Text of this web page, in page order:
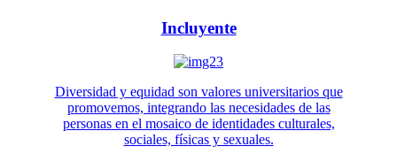
Incluyente
Diversidad y equidad son valores universitarios que
promovemos, integrando las necesidades de las
personas en el mosaico de identidades culturales,
sociales, físicas y sexuales.